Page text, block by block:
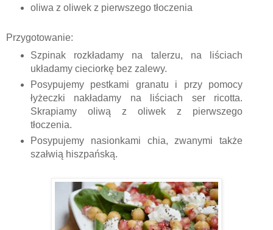
oliwa z oliwek z pierwszego tłoczenia
Przygotowanie:
Szpinak rozkładamy na talerzu, na liściach
układamy cieciorkę bez zalewy.
Posypujemy pestkami granatu i przy pomocy
łyżeczki nakładamy na liściach ser ricotta.
Skrapiamy oliwą z oliwek z pierwszego
tłoczenia.
Posypujemy nasionkami chia, zwanymi także
szałwią hiszpańską.